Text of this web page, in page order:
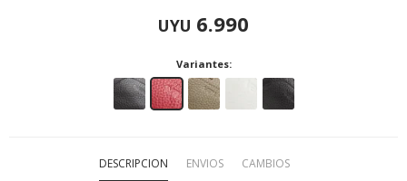
UYU 6.990
Variantes:
DESCRIPCION ENVIOS CAMBIOS